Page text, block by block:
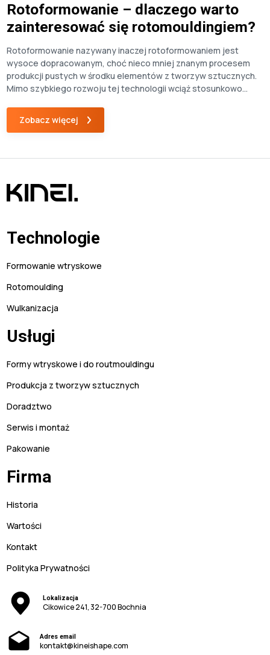
Rotoformowanie – dlaczego warto
zainteresować się rotomouldingiem?
Rotoformowanie nazywany inaczej rotoformowaniem jest
wysoce dopracowanym, choć nieco mniej znanym procesem
produkcji pustych w środku elementów z tworzyw sztucznych.
Mimo szybkiego rozwoju tej technologii wciąż stosunkowo
obrotowego. Głównym powodem takiego stanu rzeczy jest
fakt, ze optymalizacja całego procesu wymaga sporej wiedzy i
Zobacz więcej
Technologie
Formowanie wtryskowe
Rotomoulding
Wulkanizacja
Usługi
Formy wtryskowe i do routmouldingu
Produkcja z tworzyw sztucznych
Doradztwo
Serwis i montaż
Pakowanie
Firma
Historia
Wartości
Kontakt
Polityka Prywatności
Lokalizacja
Cikowice 241, 32-700 Bochnia
Adres email
kontakt@kineishape.com